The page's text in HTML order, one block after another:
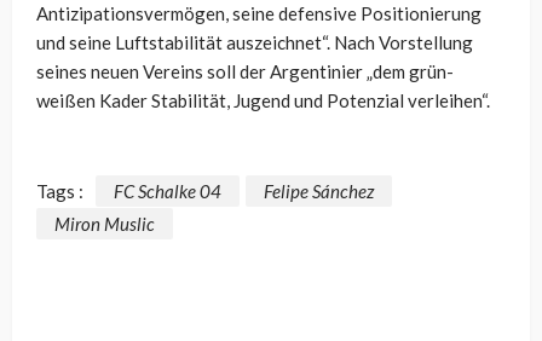
Antizipationsvermögen, seine defensive Positionierung
und seine Luftstabilität auszeichnet“. Nach Vorstellung
seines neuen Vereins soll der Argentinier „dem grün-
weißen Kader Stabilität, Jugend und Potenzial verleihen“.
Tags : FC Schalke 04
Felipe Sánchez
Miron Muslic